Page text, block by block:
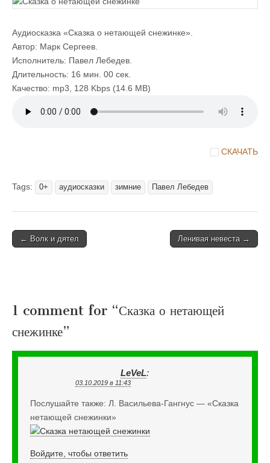
Аудиосказка «Сказка о нетающей снежинке».
Автор: Марк Сергеев.
Исполнитель: Павел Лебедев.
Длительность: 16 мин. 00 сек.
Качество: mp3, 128 Kbps (14.6 MB)
что Вы человек
СКАЧАТЬ
Tags: 0+ аудиосказки зимние Павел Лебедев
Post
← Волк и дятел Ленивая невеста →
1 comment for “Сказка о нетающей
снежинке”
LeVeL:
03.10.2019 в 11:43
Послушайте также: Л. Васильева-Гангнус — «Сказка
нетающей снежинки»
Войдите, чтобы ответить